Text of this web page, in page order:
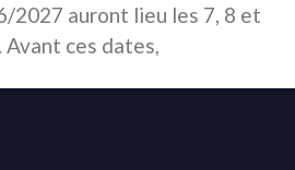
2027 auront lieu les 7, 8 et
ces dates,